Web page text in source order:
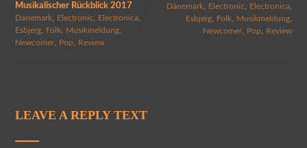
Musikalischer Rückblick 2017
Dänemark, Electronic, Electronica,
Esbjerg, Folk, Musikmeldung,
Newcomer, Pop, Review
Dänemark, Electronic, Electronica,
Esbjerg, Folk, Musikmeldung,
Newcomer, Pop, Review
LEAVE A REPLY TEXT